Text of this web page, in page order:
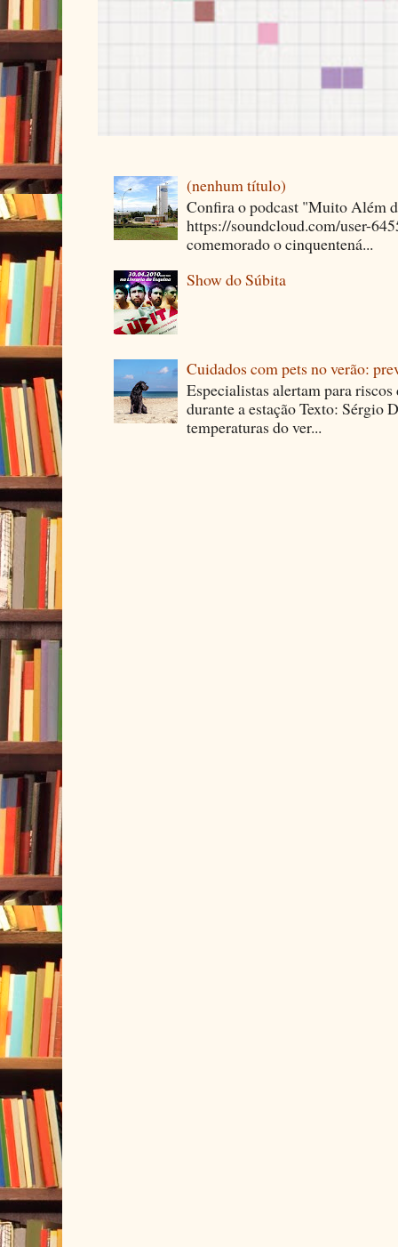
(nenhum título)
Confira o podcast "Muito Além
https://soundcloud.com/user-
comemorado o cinquentená...
Show do Súbita
Cuidados com pets no verão:
Especialistas alertam para
durante a estação Texto: Sérgio
temperaturas do ver...